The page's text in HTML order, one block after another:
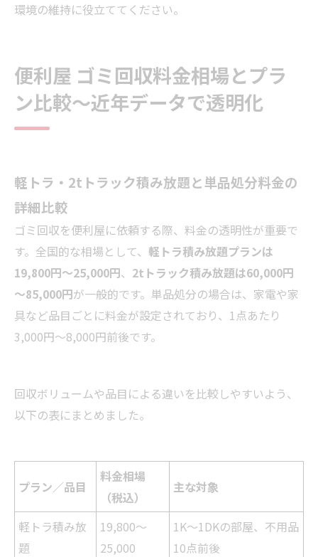
環境の維持に役立ててください。
便利屋 ゴミ回収料金相場とプラ
ン比較～近年データで透明化
軽トラ・2tトラック積み放題と単品処分料金の
詳細比較
ゴミ回収を便利屋に依頼する際、料金の透明性が重要で
す。全国的な相場として、 軽トラ積み放題プランは
19,800円～25,000円、 2tトラック積み放題は60,000円
～85,000円が一般的です。単品処分の場合は、家電や家
具など品目ごとに料金が設定されており、1点あたり
3,000円～8,000円前後です。
回収ボリュームや品目による違いを比較しやすいよう、
以下の表にまとめました。
プラン／品目
料金相場
（税込）
主な対象
軽トラ積み放
題
19,800～
25,000
1K～1DKの部屋、不用品
10点前後